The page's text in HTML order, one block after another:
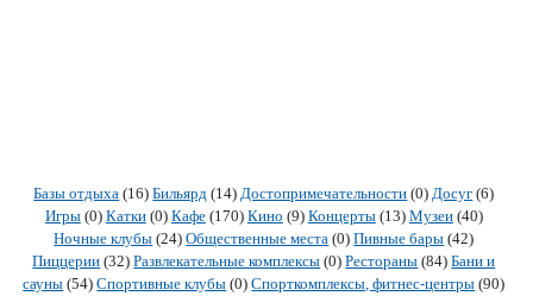
Базы отдыха (16) Бильярд (14) Достопримечательности (0) Досуг (6)
Игры (0) Катки (0) Кафе (170) Кино (9) Концерты (13) Музеи (40)
Ночные клубы (24) Общественные места (0) Пивные бары (42)
Пиццерии (32) Развлекательные комплексы (0) Рестораны (84) Бани и
сауны (54) Спортивные клубы (0) Спорткомплексы, фитнес-центры (90)